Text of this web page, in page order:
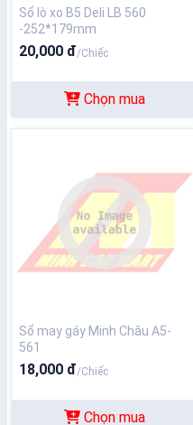
Sổ lò xo B5 Deli LB 560
-252*179mm
20,000 đ/Chiếc
Chọn mua
Sổ may gáy Minh Châu A5-
561
18,000 đ/Chiếc
Chọn mua